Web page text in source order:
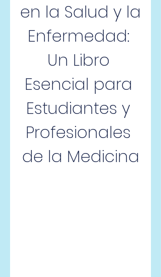
en la Salud y la
Enfermedad:
Un Libro
Esencial para
Estudiantes y
Profesionales
de la Medicina